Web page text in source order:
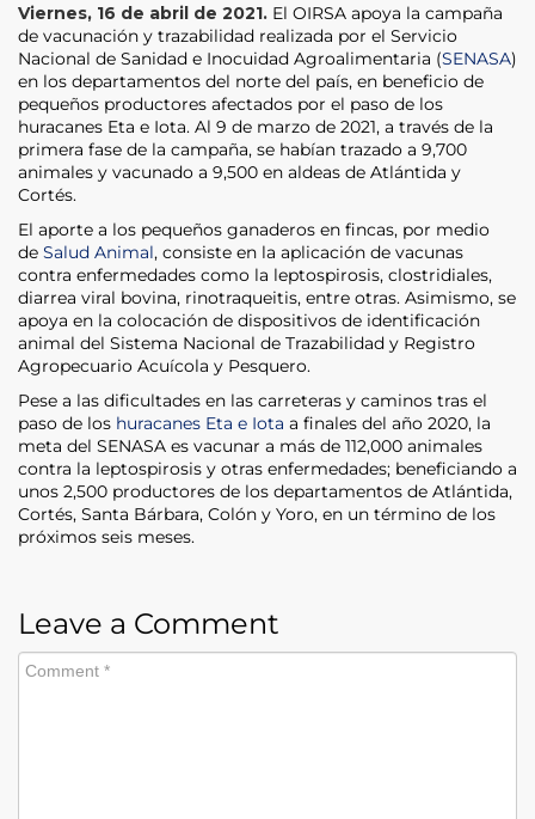
Viernes, 16 de abril de 2021. El OIRSA apoya la campaña
de vacunación y trazabilidad realizada por el Servicio
Nacional de Sanidad e Inocuidad Agroalimentaria (SENASA)
en los departamentos del norte del país, en beneficio de
pequeños productores afectados por el paso de los
huracanes Eta e Iota. Al 9 de marzo de 2021, a través de la
primera fase de la campaña, se habían trazado a 9,700
animales y vacunado a 9,500 en aldeas de Atlántida y
Cortés.
El aporte a los pequeños ganaderos en fincas, por medio
de Salud Animal, consiste en la aplicación de vacunas
contra enfermedades como la leptospirosis, clostridiales,
diarrea viral bovina, rinotraqueitis, entre otras. Asimismo, se
apoya en la colocación de dispositivos de identificación
animal del Sistema Nacional de Trazabilidad y Registro
Agropecuario Acuícola y Pesquero.
Pese a las dificultades en las carreteras y caminos tras el
paso de los huracanes Eta e Iota a finales del año 2020, la
meta del SENASA es vacunar a más de 112,000 animales
contra la leptospirosis y otras enfermedades; beneficiando a
unos 2,500 productores de los departamentos de Atlántida,
Cortés, Santa Bárbara, Colón y Yoro, en un término de los
próximos seis meses.
Leave a Comment